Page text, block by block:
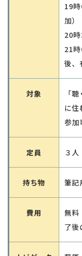
19
加）
20
21
後、
対象
「
に住
参加
定員 ３人
持ち物 筆記
費用
無
了後